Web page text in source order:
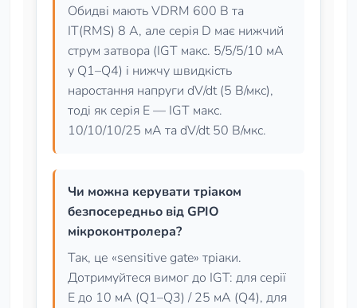
Обидві мають VDRM 600 В та
IT(RMS) 8 А, але серія D має нижчий
струм затвора (IGT макс. 5/5/5/10 мА
у Q1–Q4) і нижчу швидкість
наростання напруги dV/dt (5 В/мкс),
тоді як серія E — IGT макс.
10/10/10/25 мА та dV/dt 50 В/мкс.
Чи можна керувати тріаком
безпосередньо від GPIO
мікроконтролера?
Так, це «sensitive gate» тріаки.
Дотримуйтеся вимог до IGT: для серії
E до 10 мА (Q1–Q3) / 25 мА (Q4), для